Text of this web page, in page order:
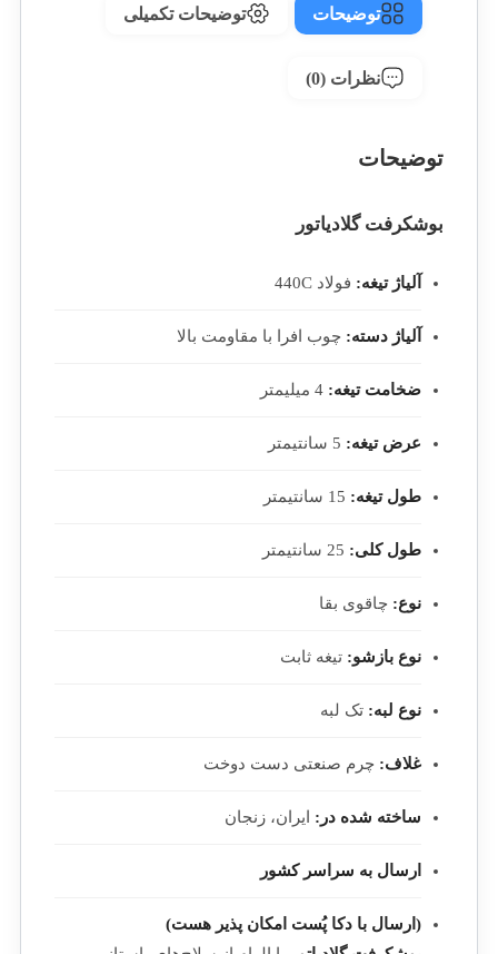
توضیحات توضیحات تکمیلی
نظرات (0)
توضیحات
بوشکرفت گلادیاتور
آلیاژ تیغه: فولاد 440C
آلیاژ دسته: چوب افرا با مقاومت بالا
ضخامت تیغه: 4 میلیمتر
عرض تیغه:
طول تیغه: 15 سانتیمتر
طول کلی:
نوع: چاقوی بقا
نوع بازشو: تیغه ثابت
نوع لبه: تک لبه
غلاف: چرم صنعتی دست دوخت
ساخته شده در: ایران، زنجان
ارسال به سراسر کشور
(ارسال با دکا پُست امکان پذیر هست)